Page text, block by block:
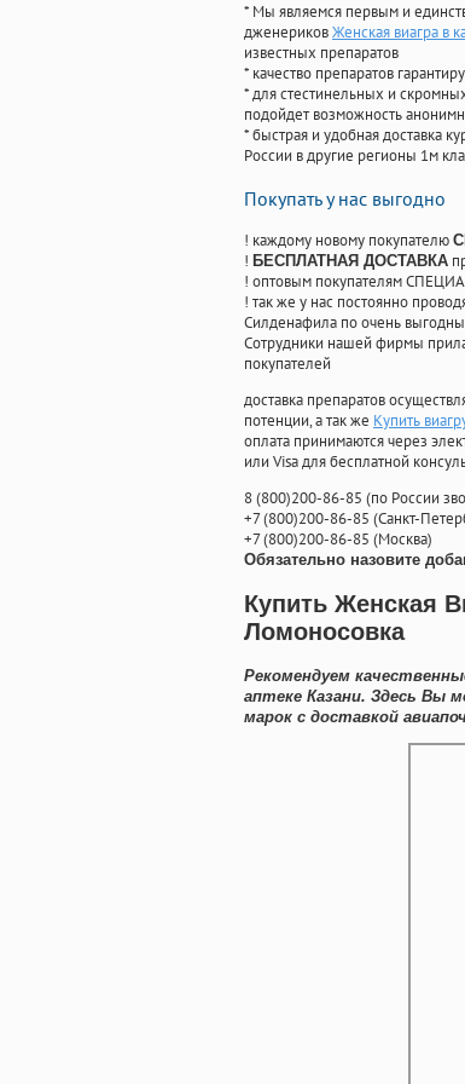
* Мы являемся первым и
дженериковЖенская виагра в
известных препаратов
* качество препаратов
* для стестинельных и
подойдет возможность
* быстрая и удобная доставка
России в другие регионы 1м
Покупать у нас выгодно
! каждому новому покупателю
! БЕСПЛАТНАЯ ДОСТАВКА
! оптовым покупателям
! так же у нас постоянно
Силденафила по очень
Cотрудники нашей фирмы
покупателей
доставка препаратов
потенции, а так же Купить
оплата принимаются через
или Visa для бесплатной
8(800)200-86-85 (по России
+7(800)200-86-85 (Санкт-
+7(800)200-86-85 (Москва)
Обязательно назовите
Купить Женская
Ломоносовка
Рекомендуем
аптеке Казани. Здесь Вы
марок с доставкой